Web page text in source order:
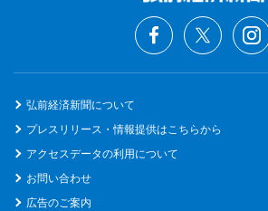
弘前経済新聞について
プレスリリース・情報提供はこちらから
アクセスデータの利用について
お問い合わせ
広告のご案内